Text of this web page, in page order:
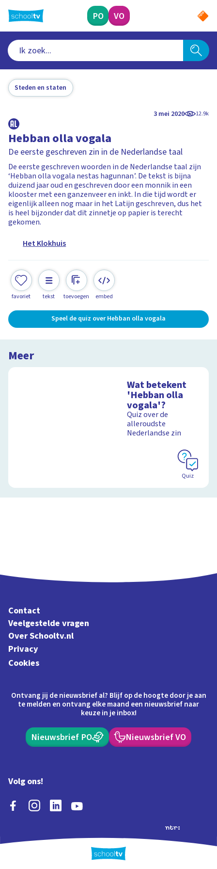
naar
hoofdinhoud
PO VO
Steden en staten
3 mei 2020 12.9k
Hebban olla vogala
De eerste geschreven zin in de Nederlandse taal
De eerste geschreven woorden in de Nederlandse taal zijn
‘Hebban olla vogala nestas hagunnan’. De tekst is bijna
duizend jaar oud en geschreven door een monnik in een
klooster met een ganzenveer en inkt. In die tijd wordt er
eigenlijk alleen nog maar in het Latijn geschreven, dus het
is heel bijzonder dat dit zinnetje op papier is terecht
gekomen.
Het Klokhuis
favoriet tekst toevoegen embed
Speel de quiz over Hebban olla vogala
Meer
Wat betekent
'Hebban olla
vogala'?
Quiz over de
alleroudste
Nederlandse zin
Quiz
Contact
Veelgestelde vragen
Over Schooltv.nl
Privacy
Cookies
Ontvang jij de nieuwsbrief al? Blijf op de hoogte door je aan
te melden en ontvang elke maand een nieuwsbrief naar
keuze in je inbox!
Nieuwsbrief PO Nieuwsbrief VO
Volg ons!